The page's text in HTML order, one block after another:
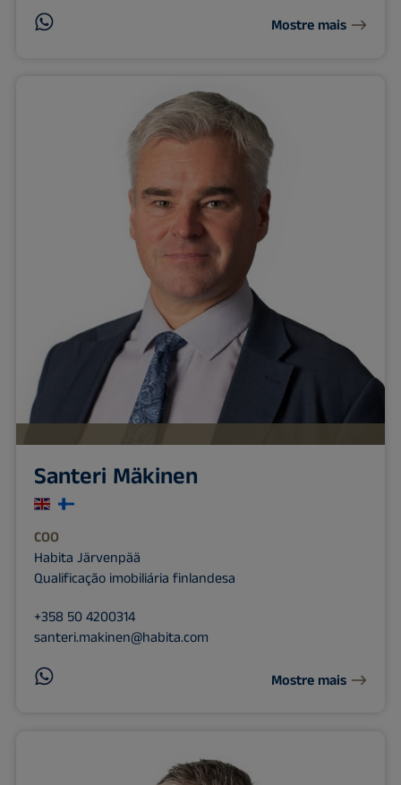
Mostre mais
Santeri Mäkinen
COO
Habita Järvenpää
Qualificação imobiliária finlandesa
+358 50 4200314
santeri.makinen@habita.com
Mostre mais